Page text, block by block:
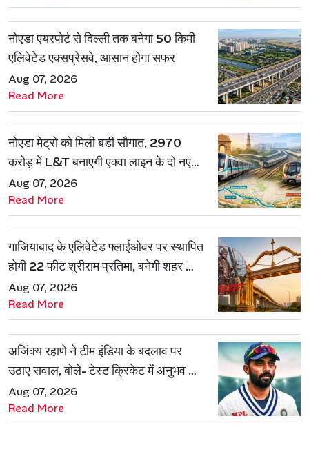
नोएडा एयरपोर्ट से दिल्ली तक बनेगा 50 किमी
एलिवेटेड एक्सप्रेसवे, आसान होगा सफर
Aug 07, 2026
Read More
नोएडा मेट्रो को मिली बड़ी सौगात, 2970
करोड़ में L&T बनाएगी एक्वा लाइन के दो नए
रूट
Aug 07, 2026
Read More
गाजियाबाद के एलिवेटेड फ्लाईओवर पर स्थापित
होगी 22 फीट श्रीराम प्रतिमा, बनेगी शहर की
नई पहचान
Aug 07, 2026
Read More
अजिंक्य रहाणे ने टीम इंडिया के बदलाव पर
उठाए सवाल, बोले- टेस्ट क्रिकेट में अनुभव की
जरूरत हमेशा रहेगी
Aug 07, 2026
Read More